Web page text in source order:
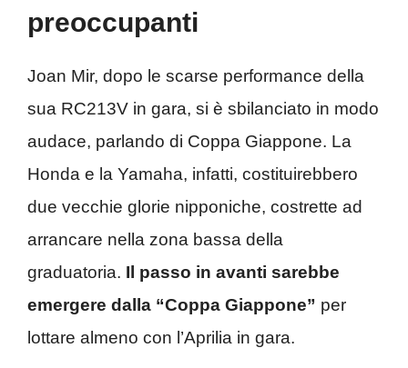
preoccupanti
Joan Mir, dopo le scarse performance della
sua RC213V in gara, si è sbilanciato in modo
audace, parlando di Coppa Giappone. La
Honda e la Yamaha, infatti, costituirebbero
due vecchie glorie nipponiche, costrette ad
arrancare nella zona bassa della
graduatoria. Il passo in avanti sarebbe
emergere dalla “Coppa Giappone” per
lottare almeno con l’Aprilia in gara.